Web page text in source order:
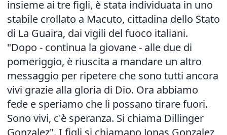
insieme ai tre figli, è stata individuata in uno
stabile crollato a Macuto, cittadina dello Stato
di La Guaira, dai vigili del fuoco italiani.
"Dopo - continua la giovane - alle due di
pomeriggio, è riuscita a mandare un altro
messaggio per ripetere che sono tutti ancora
vivi grazie alla gloria di Dio. Ora abbiamo
fede e speriamo che li possano tirare fuori.
Sono vivi, c'è speranza. Si chiama Dillinger
Gonzalez". I figli si chiamano Jonas Gonzalez